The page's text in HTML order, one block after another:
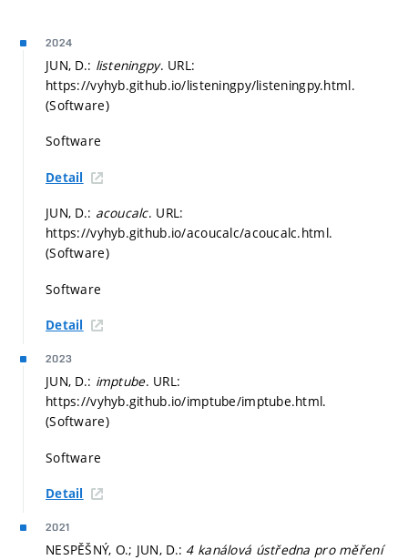
2024
JUN, D.: listeningpy. URL:
https://vyhyb.github.io/listeningpy/listeningpy.html.
(Software)
Software
Detail
JUN, D.: acoucalc. URL:
https://vyhyb.github.io/acoucalc/acoucalc.html.
(Software)
Software
Detail
2023
JUN, D.: imptube. URL:
https://vyhyb.github.io/imptube/imptube.html.
(Software)
Software
Detail
2021
NESPĚŠNÝ, O.; JUN, D.: 4 kanálová ústředna pro měření